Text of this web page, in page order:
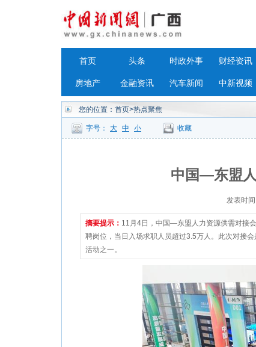
首页 头条 时政外事 财经资讯
房地产 金融资讯 汽车新闻 中新视频
您的位置： 首页>热点聚焦
字号： 大 中 小 收藏
中国—东盟
发表时
摘要提示： 11月4日，中国—东盟人力资源供需对接
聘岗位，当日入场求职人员超过3.5万人。此次对接
活动之一。